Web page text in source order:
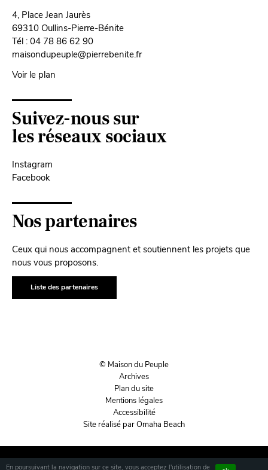
En poursuivant la navigation sur ce site, vous acceptez l'utilisation de
4, Place Jean Jaurès
69310 Oullins-Pierre-Bénite
Tél : 04 78 86 62 90
maisondupeuple@pierrebenite.fr
Voir le plan
Suivez-nous sur
les réseaux sociaux
Instagram
Facebook
Nos partenaires
Ceux qui nous accompagnent et soutiennent les projets que
nous vous proposons.
Liste des partenaires
© Maison du Peuple
Archives
Plan du site
Mentions légales
Accessibilité
Site réalisé par Omaha Beach